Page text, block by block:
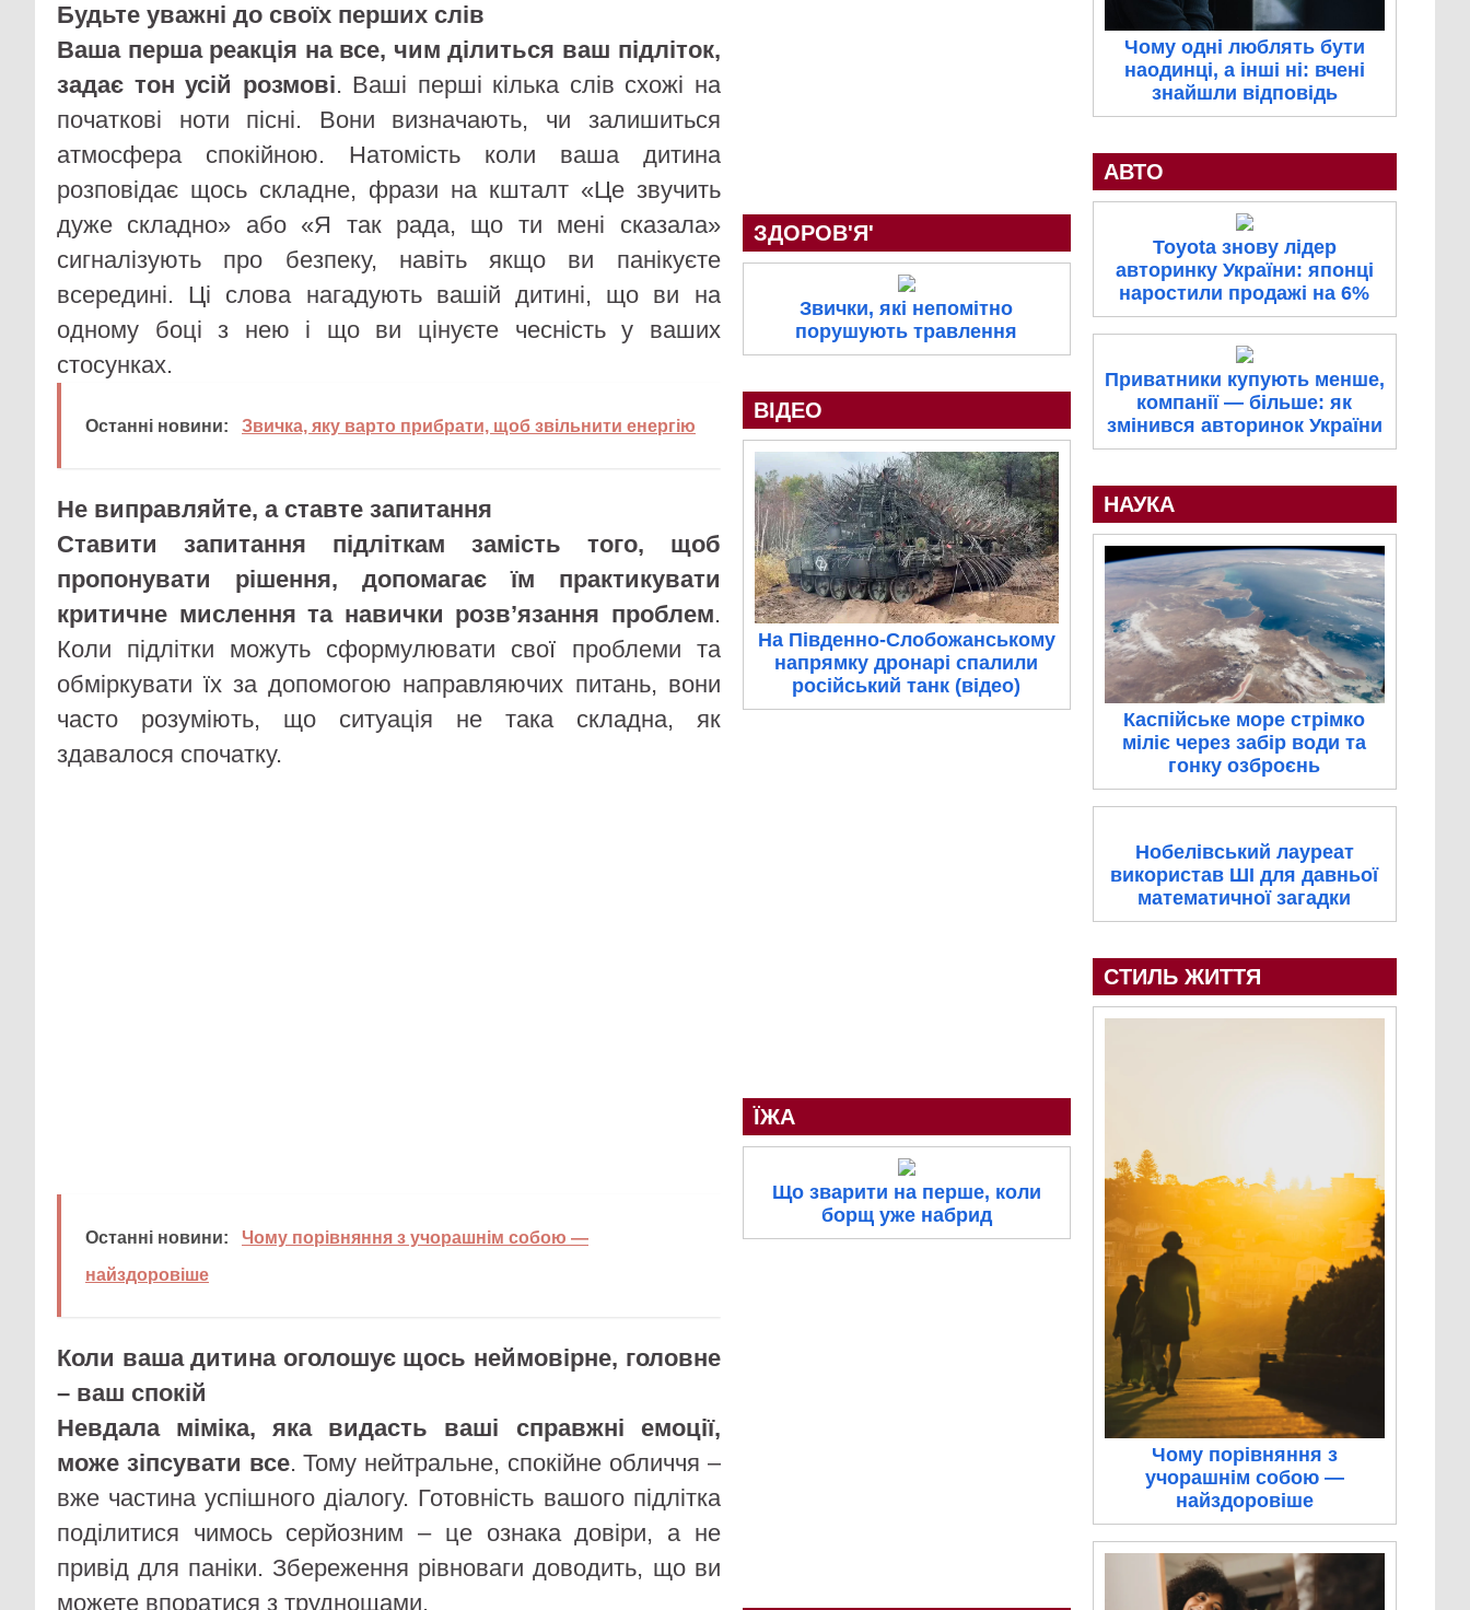
Будьте уважні до своїх перших слів
Ваша перша реакція на все, чим ділиться ваш підліток,
задає тон усій розмові. Ваші перші кілька слів схожі на
початкові ноти пісні. Вони визначають, чи залишиться
атмосфера спокійною. Натомість коли ваша дитина
розповідає щось складне, фрази на кшталт «Це звучить
дуже складно» або «Я так рада, що ти мені сказала»
сигналізують про безпеку, навіть якщо ви панікуєте
всередині. Ці слова нагадують вашій дитині, що ви на
одному боці з нею і що ви цінуєте чесність у ваших
стосунках.
Останні новини: Звичка, яку варто прибрати, щоб звільнити енергію
Не виправляйте, а ставте запитання
Ставити запитання підліткам замість того, щоб
пропонувати рішення, допомагає їм практикувати
критичне мислення та навички розв’язання проблем.
Коли підлітки можуть сформулювати свої проблеми та
обміркувати їх за допомогою направляючих питань, вони
часто розуміють, що ситуація не така складна, як
здавалося спочатку.
Останні новини:
Чому порівняння з учорашнім собою —
найздоровіше
Коли ваша дитина оголошує щось неймовірне, головне
– ваш спокій
Невдала міміка, яка видасть ваші справжні емоції,
може зіпсувати все. Тому нейтральне, спокійне обличчя –
вже частина успішного діалогу. Готовність вашого підлітка
поділитися чимось серйозним – це ознака довіри, а не
привід для паніки. Збереження рівноваги доводить, що ви
можете впоратися з труднощами.
ЗДОРОВ'Я'
Звички, які непомітно
порушують травлення
ВІДЕО
На Південно-Слобожанському
напрямку дронарі спалили
російський танк (відео)
ЇЖА
Що зварити на перше, коли
борщ уже набрид
Чому одні люблять бути
наодинці, а інші ні: вчені
знайшли відповідь
АВТО
Toyota знову лідер
авторинку України: японці
наростили продажі на 6%
Приватники купують менше,
компанії — більше: як
змінився авторинок України
НАУКА
Каспійське море стрімко
міліє через забір води та
гонку озброєнь
Нобелівський лауреат
використав ШІ для давньої
математичної загадки
СТИЛЬ ЖИТТЯ
Чому порівняння з
учорашнім собою —
найздоровіше